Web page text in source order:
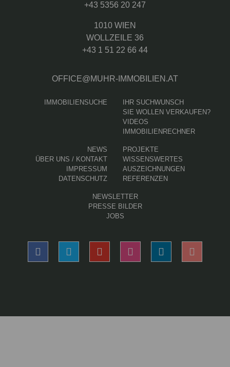
+43 5356 20 247
1010 WIEN
WOLLZEILE 36
+43 1 51 22 66 44
OFFICE@MUHR-IMMOBILIEN.AT
IMMOBILIENSUCHE
IHR SUCHWUNSCH
SIE WOLLEN VERKAUFEN?
VIDEOS
IMMOBILIENRECHNER
NEWS
ÜBER UNS / KONTAKT
IMPRESSUM
DATENSCHUTZ
PROJEKTE
WISSENSWERTES
AUSZEICHNUNGEN
REFERENZEN
NEWSLETTER
PRESSE BILDER
JOBS